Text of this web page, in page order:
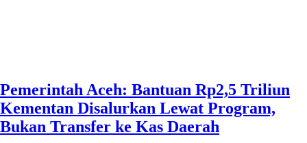
Pemerintah Aceh: Bantuan Rp2,5 Triliun
Kementan Disalurkan Lewat Program,
Bukan Transfer ke Kas Daerah